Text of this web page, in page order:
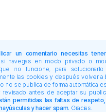
un comentario necesitas
si navegas en modo privado o
no funcione, para
las cookies y después volver a
no se publica de forma automática
antes de aceptar su
permitidas las faltas de
y hacer spam. Gracias.